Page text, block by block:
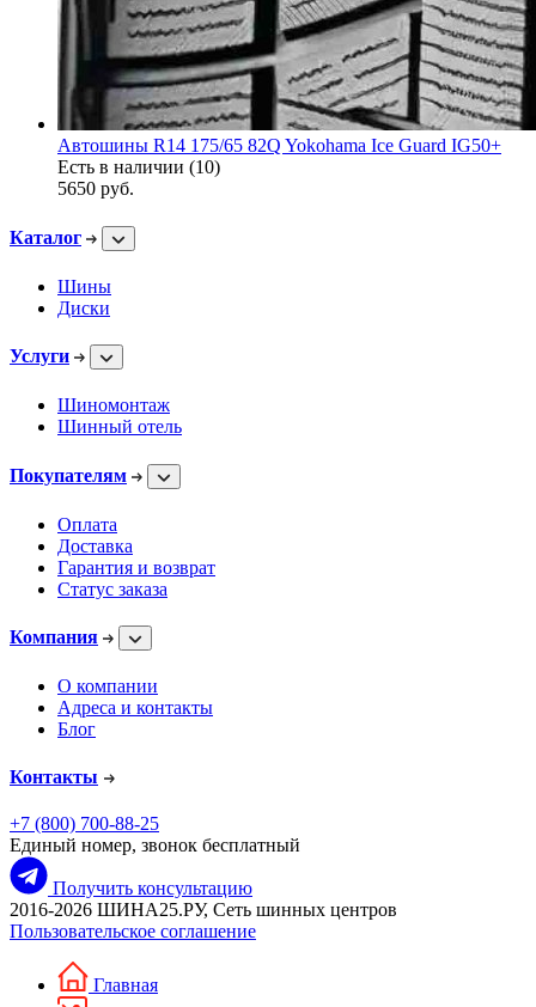
Автошины R14 175/65 82Q Yokohama Ice Guard IG50+
Есть в наличии (10)
5650 руб.
Каталог
Шины
Диски
Услуги
Шиномонтаж
Шинный отель
Покупателям
Оплата
Доставка
Гарантия и возврат
Статус заказа
Компания
О компании
Адреса и контакты
Блог
Контакты
+7 (800) 700-88-25
Единый номер, звонок бесплатный
Получить консультацию
2016-2026 ШИНА25.РУ, Сеть шинных центров
Пользовательское соглашение
Главная